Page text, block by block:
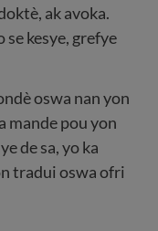
ak avoka.
se kesye, grefye
oswa nan yon
mande pou yon
de sa, yo ka
tradui oswa ofri